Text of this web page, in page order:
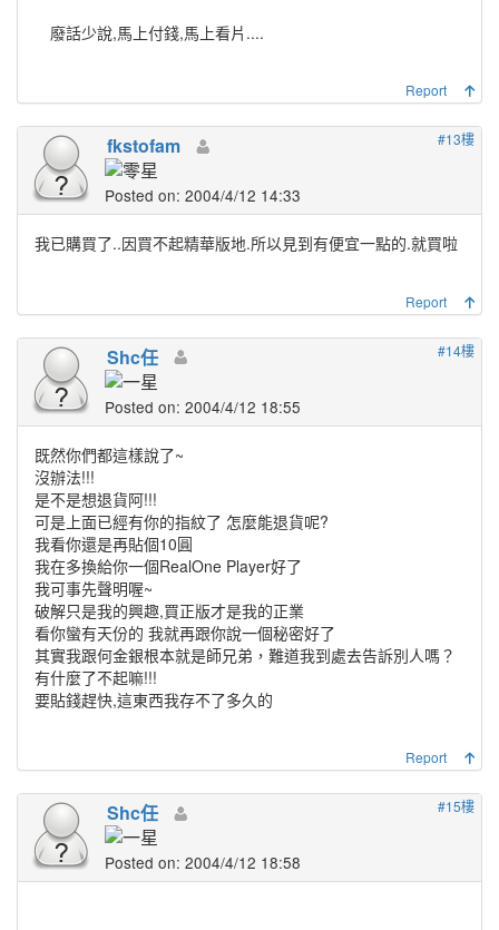
廢話少說,馬上付錢,馬上看片....
Report
#13樓
fkstofam
Posted on: 2004/4/12 14:33
我已購買了..因買不起精華版地.所以見到有便宜一點的.就買啦
Report
#14樓
Shc任
Posted on: 2004/4/12 18:55
既然你們都這樣說了~
沒辦法!!!
是不是想退貨阿!!!
可是上面已經有你的指紋了 怎麼能退貨呢?
我看你還是再貼個10圓
我在多換給你一個RealOne Player好了
我可事先聲明喔~
破解只是我的興趣,買正版才是我的正業
看你蠻有天份的 我就再跟你說一個秘密好了
其實我跟何金銀根本就是師兄弟，難道我到處去告訴別人嗎？
有什麼了不起嘛!!!
要貼錢趕快,這東西我存不了多久的
Report
#15樓
Shc任
Posted on: 2004/4/12 18:58